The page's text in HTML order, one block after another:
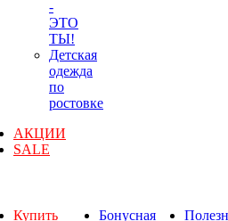
-
ЭТО
ТЫ!
Детская
одежда
по
ростовке
АКЦИИ
SALE
Купить
Бонусная